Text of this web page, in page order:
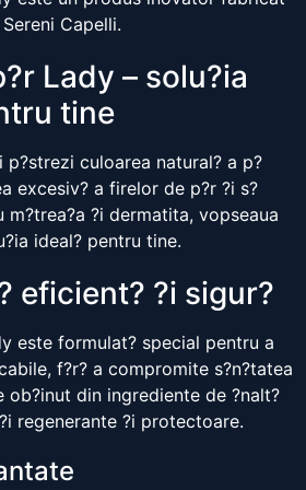
Capelli.
Lady – solu?ia
tine
p?strezi culoarea natural? a p?
excesiv? a firelor de p?r ?i s?
?i dermatita, vopseaua
ideal? pentru tine.
eficient? ?i sigur?
este formulat? special pentru a
f?r? a compromite s?n?tatea
ob?inut din ingrediente de ?nalt?
regenerante ?i protectoare.